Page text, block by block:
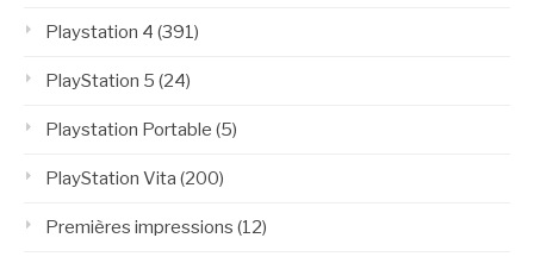
Playstation 4 (391)
PlayStation 5 (24)
Playstation Portable (5)
PlayStation Vita (200)
Premières impressions (12)